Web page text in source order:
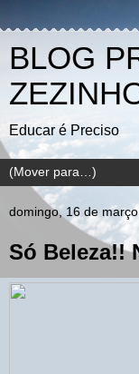
BLOG
Educar é Preciso
domingo, 16 de
Só Beleza!!